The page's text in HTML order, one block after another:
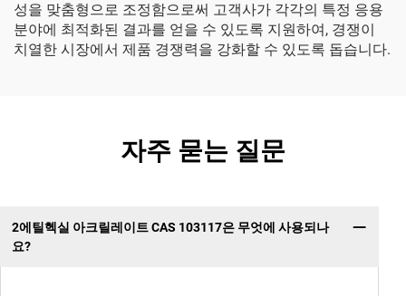
성을 맞춤형으로 조정함으로써 고객사가 각각의 특정 응용
분야에 최적화된 결과를 얻을 수 있도록 지원하여, 경쟁이
치열한 시장에서 제품 경쟁력을 강화할 수 있도록 돕습니다.
자주 묻는 질문
2에틸헥실 아크릴레이트 CAS 103117은 무엇에 사용되나
요?